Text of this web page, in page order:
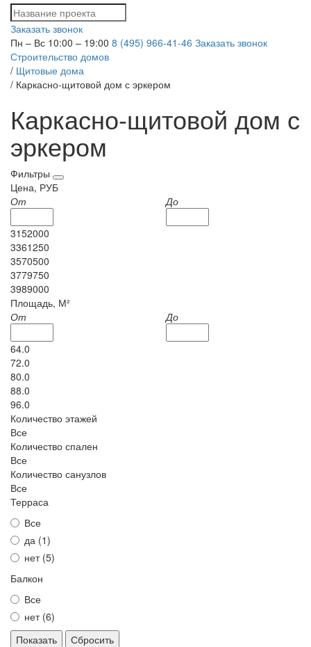
Заказать звонок
Пн – Вс 10:00 – 19:00 8 (495) 966-41-46 Заказать звонок
Строительство домов
/ Щитовые дома
/ Каркасно-щитовой дом с эркером
Каркасно-щитовой дом с
эркером
Фильтры
Цена, РУБ
От
До
3152000
3361250
3570500
3779750
3989000
Площадь, М²
От
До
64.0
72.0
80.0
88.0
96.0
Количество этажей
Все
Количество спален
Все
Количество санузлов
Все
Терраса
Все
да (1)
нет (5)
Балкон
Все
нет (6)
Сбросить